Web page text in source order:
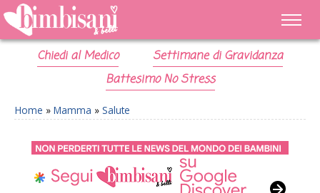
Chiedi al Medico
Settimane di Gravidanza
Battesimo No Stress
Home » Mamma » Salute